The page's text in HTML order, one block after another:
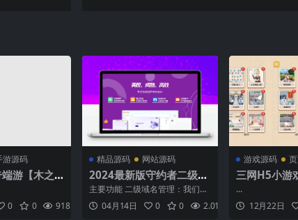
游源码
游【木之
新整理WI
机端+PC
建教程
0 0 918 0.00
精品源码 网站源码
2024最新版守约者二级域
名分发系统 在线域名解析
主要功能 二级域名管理：我们的
系统提供全面的二级域名管理服
务，让您轻松管理和配置二级域
04月14日 0 0 2.01K 0.00
游戏源码
三网H5小游
雕】最新整
端+Linux手
细搭建教程+
...
12月22日